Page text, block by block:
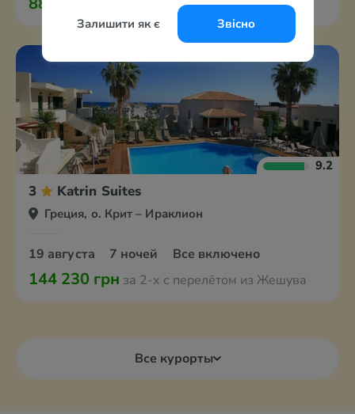
Залишити як є Звісно
за 2-х с перелётом из Жешува
9.2
3 Katrin Suites
Греция, о. Крит – Ираклион
19 августа 7 ночей Все включено
144 230 грн за 2-х с перелётом из Жешува
Все курорты